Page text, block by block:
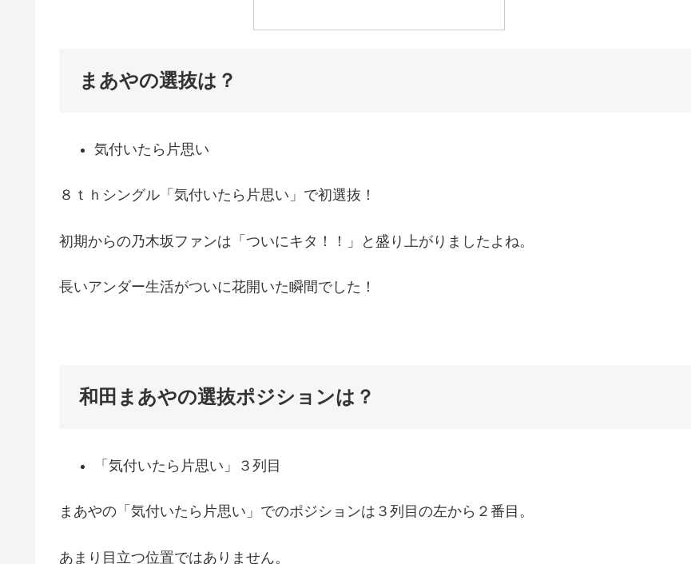
まあやの選抜は？
気付いたら片思い
８ｔｈシングル「気付いたら片思い」で初選抜！
初期からの乃木坂ファンは「ついにキタ！！」と盛り上がりましたよね。
長いアンダー生活がついに花開いた瞬間でした！
和田まあやの選抜ポジションは？
「気付いたら片思い」３列目
まあやの「気付いたら片思い」でのポジションは３列目の左から２番目。
あまり目立つ位置ではありません。